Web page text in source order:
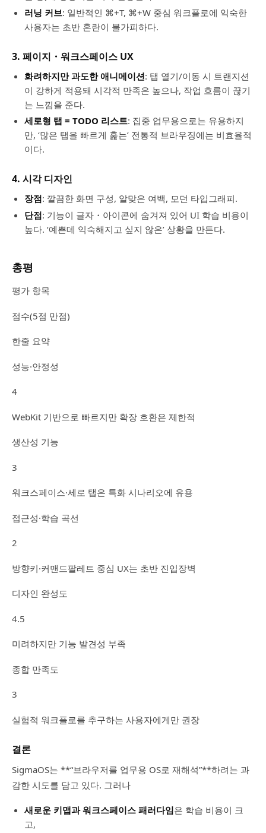
러닝 커브: 일반적인 ⌘+T, ⌘+W 중심 워크플로에 익숙한
사용자는 초반 혼란이 불가피하다.
3. 페이지・워크스페이스 UX
화려하지만 과도한 애니메이션: 탭 열기/이동 시 트랜지션
이 강하게 적용돼 시각적 만족은 높으나, 작업 흐름이 끊기
는 느낌을 준다.
세로형 탭 = TODO 리스트: 집중 업무용으로는 유용하지
만, ‘많은 탭을 빠르게 훑는’ 전통적 브라우징에는 비효율적
이다.
4. 시각 디자인
장점: 깔끔한 화면 구성, 알맞은 여백, 모던 타입그래피.
단점: 기능이 글자・아이콘에 숨겨져 있어 UI 학습 비용이
높다. ‘예쁜데 익숙해지고 싶지 않은’ 상황을 만든다.
총평
평가 항목
점수(5점 만점)
한줄 요약
성능·안정성
4
WebKit 기반으로 빠르지만 확장 호환은 제한적
생산성 기능
3
워크스페이스·세로 탭은 특화 시나리오에 유용
접근성·학습 곡선
2
방향키·커맨드팔레트 중심 UX는 초반 진입장벽
디자인 완성도
4.5
미려하지만 기능 발견성 부족
종합 만족도
3
실험적 워크플로를 추구하는 사용자에게만 권장
결론
SigmaOS는 **“브라우저를 업무용 OS로 재해석”**하려는 과
감한 시도를 담고 있다. 그러나
새로운 키맵과 워크스페이스 패러다임은 학습 비용이 크
고,